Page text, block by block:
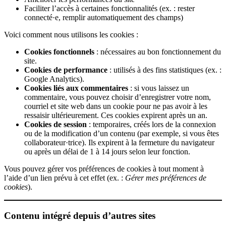
Faciliter l’accès à certaines fonctionnalités (ex. : rester
connecté·e, remplir automatiquement des champs)
Voici comment nous utilisons les cookies :
Cookies fonctionnels : nécessaires au bon fonctionnement du
site.
Cookies de performance : utilisés à des fins statistiques (ex. :
Google Analytics).
Cookies liés aux commentaires : si vous laissez un
commentaire, vous pouvez choisir d’enregistrer votre nom,
courriel et site web dans un cookie pour ne pas avoir à les
ressaisir ultérieurement. Ces cookies expirent après un an.
Cookies de session : temporaires, créés lors de la connexion
ou de la modification d’un contenu (par exemple, si vous êtes
collaborateur·trice). Ils expirent à la fermeture du navigateur
ou après un délai de 1 à 14 jours selon leur fonction.
Vous pouvez gérer vos préférences de cookies à tout moment à
l’aide d’un lien prévu à cet effet (ex. : Gérer mes préférences de
cookies).
Contenu intégré depuis d’autres sites